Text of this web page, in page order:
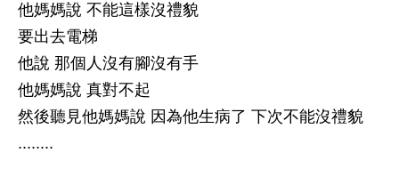
他媽媽說 不能這樣沒禮貌
要出去電梯
他說 那個人沒有腳沒有手
他媽媽說 真對不起
然後聽見他媽媽說 因為他生病了 下次不能沒禮貌
........